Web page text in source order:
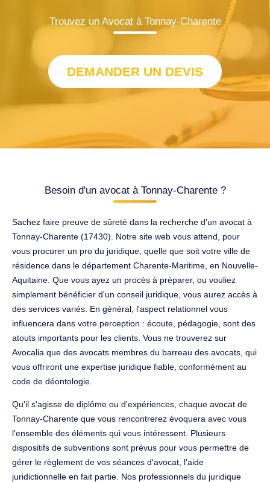
Trouvez un Avocat à Tonnay-Charente
DEMANDER UN DEVIS
Besoin d'un avocat à Tonnay-Charente ?
Sachez faire preuve de sûreté dans la recherche d'un avocat à
Tonnay-Charente (17430). Notre site web vous attend, pour
vous procurer un pro du juridique, quelle que soit votre ville de
résidence dans le département Charente-Maritime, en Nouvelle-
Aquitaine. Que vous ayez un procès à préparer, ou vouliez
simplement bénéficier d'un conseil juridique, vous aurez accès à
des services variés. En général, l'aspect relationnel vous
influencera dans votre perception : écoute, pédagogie, sont des
atouts importants pour les clients. Vous ne trouverez sur
Avocalia que des avocats membres du barreau des avocats, qui
vous offriront une expertise juridique fiable, conformément au
code de déontologie.
Qu'il s'agisse de diplôme ou d'expériences, chaque avocat de
Tonnay-Charente que vous rencontrerez évoquera avec vous
l'ensemble des éléments qui vous intéressent. Plusieurs
dispositifs de subventions sont prévus pour vous permettre de
gérer le règlement de vos séances d'avocat, l'aide
juridictionnelle en fait partie. Nos professionnels du juridique